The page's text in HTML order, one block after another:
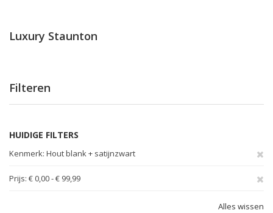
Luxury Staunton
Filteren
HUIDIGE FILTERS
Kenmerk Hout blank + satijnzwart
Prijs € 0,00 - € 99,99
Alles wissen